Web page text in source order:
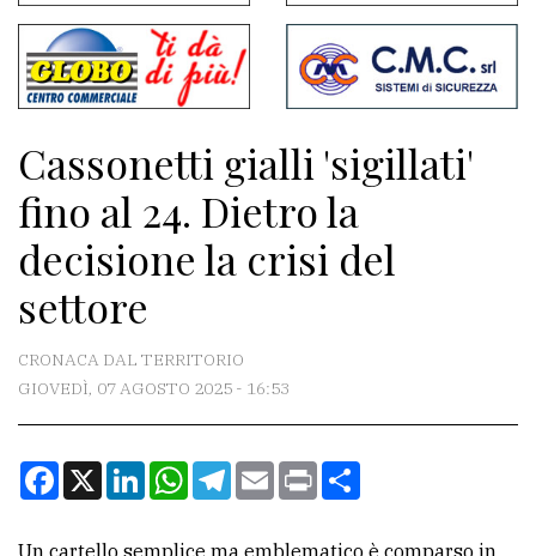
Contenuti
del
sito
Meteo
CONTATTI
La
Scrivici
la
tua
Cassonetti gialli 'sigillati'
fino al 24. Dietro la
decisione la crisi del
settore
CRONACA DAL TERRITORIO
GIOVEDÌ, 07 AGOSTO 2025 - 16:53
Facebook
X LinkedInWhatsApp
Telegram
EmailPrint
Un cartello semplice ma emblematico è comparso in